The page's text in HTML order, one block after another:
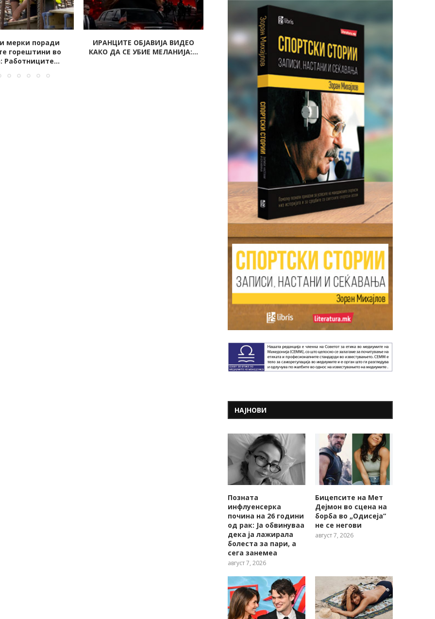
ОБЈАВИЈА ВИДЕО
УБИЕ МЕЛАНИЈА:...
Италијански новинар брутално
убиен – телото му било...
МАСОВНА ТЕПАЧКА ВО АВИОН НА
10.000 МЕТРИ: Пилотот...
Трагедија во
годишно момче
време...
НАЈНОВИ
Позната
инфлуенсерка
почина на 26 години
од рак: Ја обвинуваа
дека ја лажирала
болеста за пари, а
сега занемеа
август 7, 2026
Бицепсите на Мет
Дејмон во сцена на
борба во „Одисеја“
не се негови
август 7, 2026